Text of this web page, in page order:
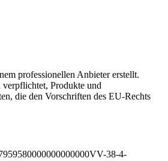
professionellen Anbieter erstellt.
verpflichtet, Produkte und
die den Vorschriften des EU-Rechts
38-4-